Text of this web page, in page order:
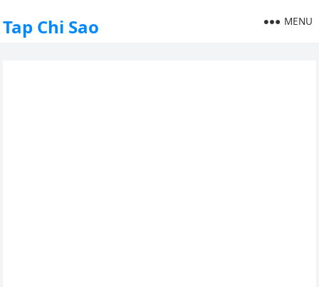
Tap Chi Sao MENU